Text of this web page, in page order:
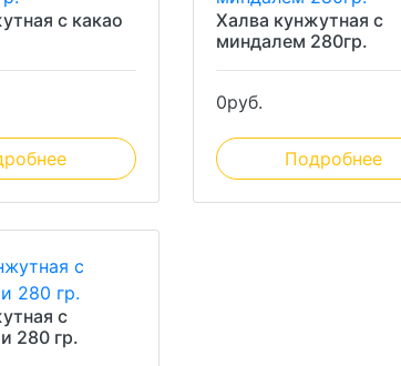
с какао
Халва кунжутная с
миндалем 280гр.
0руб.
Подробнее
с
280 гр.